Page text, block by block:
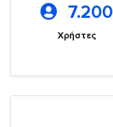
7.200
Χρήστες